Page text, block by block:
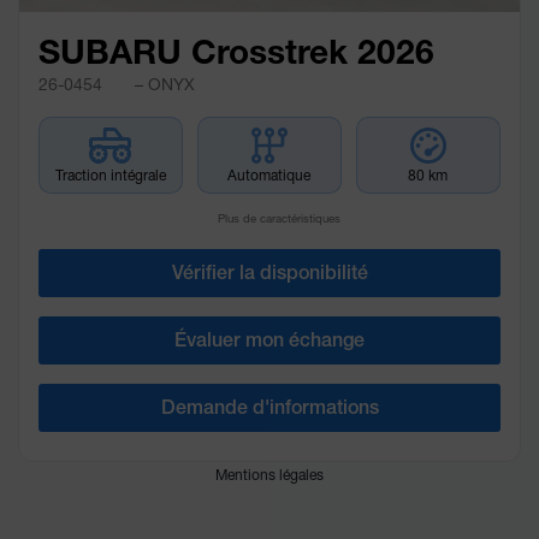
SUBARU Crosstrek 2026
26-0454 – ONYX
Traction intégrale Automatique 80 km
Plus de caractéristiques
Vérifier la disponibilité
Évaluer mon échange
Demande d'informations
Mentions légales